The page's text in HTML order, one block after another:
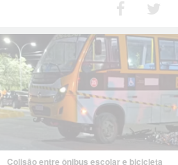
Colisão entre ônibus escolar e bicicleta